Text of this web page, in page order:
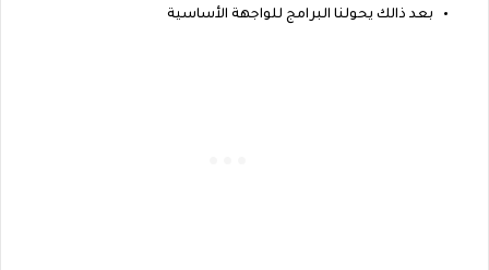
بعد ذالك يحولنا البرامج للواجهة الأساسية